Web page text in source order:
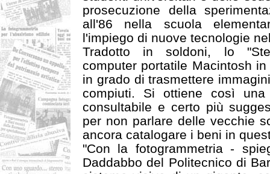
prosecuzione della
all'86 nella scuola
l'impiego di nuove tecnologie
Tradotto in soldoni, lo
computer portatile Macintosh
in grado di trasmettere
compiuti. Si ottiene così
consultabile e certo più
per non parlare delle vecchie
ancora catalogare i beni in
"Con la fotogrammetria -
Daddabbo del Politecnico di